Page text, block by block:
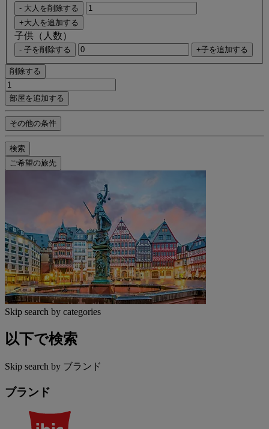
- 大人を削除する
+大人を追加する
子供（人数）
- 子を削除する +子を追加する
削除する
部屋を追加する
その他の条件
検索
ご希望の旅先
Skip search by categories
以下で検索
Skip search by ブランド
ブランド